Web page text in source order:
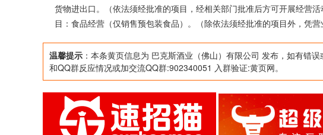
货物进出口。（依法须经批准的项目，经相关部门批准后方可开展经营
目：食品经营（仅销售预包装食品）。（除依法须经批准的项目外，凭营
温馨提示 ：本条黄页信息为 巴克斯酒业（佛山）有限公司 发布，如有错
和QQ群反应情况或加交流QQ群:902340051 入群验证:黄页网。